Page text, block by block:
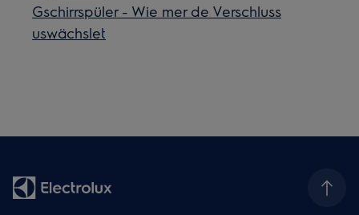
Gschirrspüler - Wie mer de Verschluss
uswächslet